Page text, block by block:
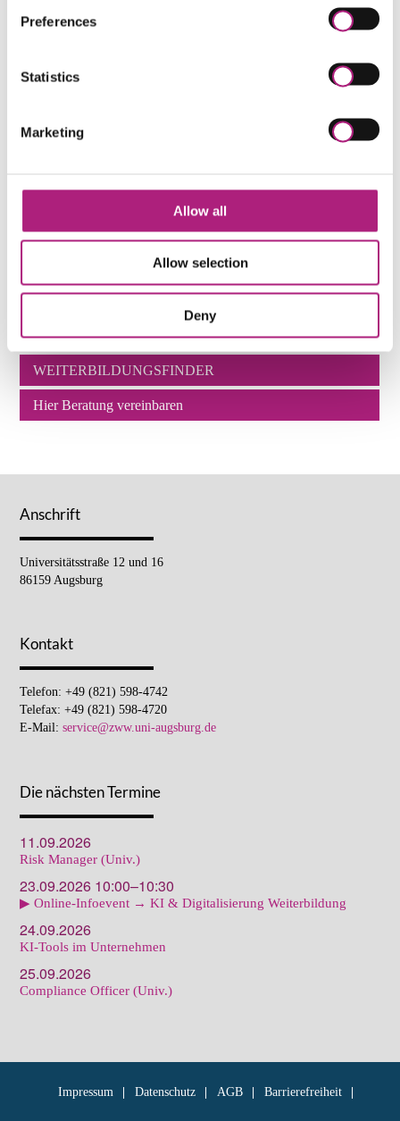
Preferences
Statistics
Marketing
Allow all
Allow selection
Deny
praktische Übungen und Beispiele werden die
auf eigene Ressourcen verdeutlicht und bisherige
Fähigkeiten sinnvoll und nachhaltig erweitert.
COACHING AUSBILDUNG
MANAGEMENT WEITERBILDUNG
Leadership Weiterbildung
WEITERBILDUNGSFINDER
Hier Beratung vereinbaren
Anschrift
Universitätsstraße 12 und 16
86159 Augsburg
Kontakt
Telefon: +49 (821) 598-4742
Telefax: +49 (821) 598-4720
E-Mail:service@zww.uni-augsburg.de
Die nächsten Termine
11.09.2026
Risk Manager (Univ.)
23.09.2026 10:00–10:30
▶ Online-Infoevent → KI & Digitalisierung Weiterbildung
24.09.2026
KI-Tools im Unternehmen
25.09.2026
Compliance Officer (Univ.)
Impressum Datenschutz AGB Barrierefreiheit